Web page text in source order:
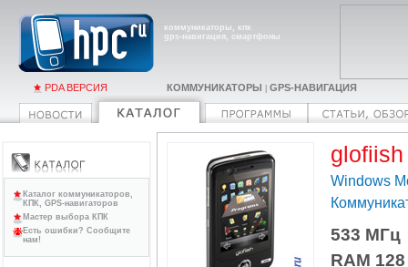
коммуникаторы, кпк
gps-навигация, смартфоны
PDA ВЕРСИЯ КОММУНИКАТОРЫ GPS-НАВИГАЦИЯ
Windows
533 МГц
RAM
Каталог коммуникаторов,
КПК, GPS-навигаторов
Мастер выбора КПК
Есть ошибки? Сообщите
нам!